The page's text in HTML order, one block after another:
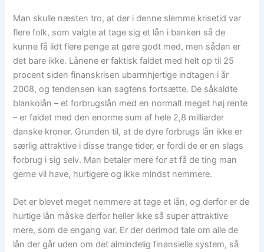
Man skulle næsten tro, at der i denne slemme krisetid var
flere folk, som valgte at tage sig et lån i banken så de
kunne få lidt flere penge at gøre godt med, men sådan er
det bare ikke. Lånene er faktisk faldet med helt op til 25
procent siden finanskrisen ubarmhjertige indtagen i år
2008, og tendensen kan sagtens fortsætte. De såkaldte
blankolån – et forbrugslån med en normalt meget høj rente
– er faldet med den enorme sum af hele 2,8 milliarder
danske kroner. Grunden til, at de dyre forbrugs lån ikke er
særlig attraktive i disse trange tider, er fordi de er en slags
forbrug i sig selv. Man betaler mere for at få de ting man
gerne vil have, hurtigere og ikke mindst nemmere.
Det er blevet meget nemmere at tage et lån, og derfor er de
hurtige lån måske derfor heller ikke så super attraktive
mere, som de engang var. Er der derimod tale om alle de
lån der går uden om det almindelig finansielle system, så